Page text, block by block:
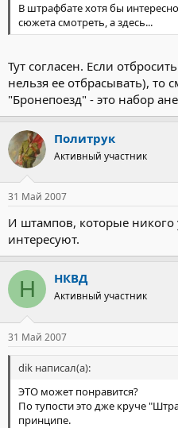
В штрафбате хотя бы
сюжета смотреть, а здесь...
Тут согласен. Если
нельзя ее отбрасывать),
"Бронепоезд" - это набор
Политрук
Активный участник
31 Май 2007
И штампов, которые никого
интересуют.
Н НКВД
Активный участник
31 Май 2007
dik написал(а):
ЭТО может понравится?
По тупости это дже круче
принципе.